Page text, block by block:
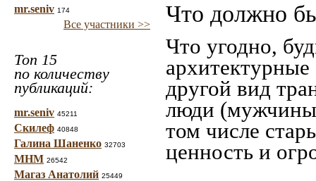
mr.seniv 174
Все участники >>
Топ 15
по количеству
публикаций:
mr.seniv 45211
Скилеф 40848
Галина Шаненко 32703
МНМ 26542
Магаз Анатолий 25449
Что должно
Что угодно,
другой вид
люди
том числе
ценность и